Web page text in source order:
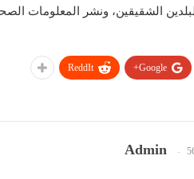
البلدين الشقيقين، ونشر المعلومات
Google+
ReddIt
Admin